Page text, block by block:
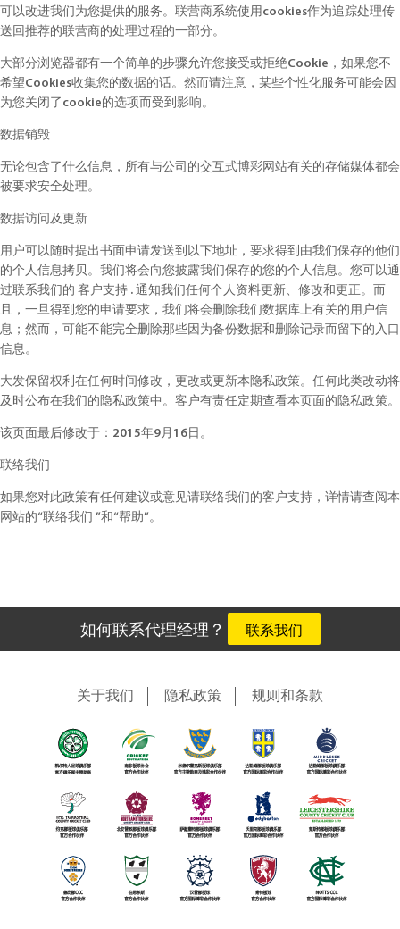
可以改进我们为您提供的服务。联营商系统使用cookies作为追踪处理传
送回推荐的联营商的处理过程的一部分。
大部分浏览器都有一个简单的步骤允许您接受或拒绝Cookie，如果您不
希望Cookies收集您的数据的话。然而请注意，某些个性化服务可能会因
为您关闭了cookie的选项而受到影响。
数据销毁
无论包含了什么信息，所有与公司的交互式博彩网站有关的存储媒体都会
被要求安全处理。
数据访问及更新
用户可以随时提出书面申请发送到以下地址，要求得到由我们保存的他们
的个人信息拷贝。我们将会向您披露我们保存的您的个人信息。您可以通
过联系我们的 客户支持 . 通知我们任何个人资料更新、修改和更正。而
且，一旦得到您的申请要求，我们将会删除我们数据库上有关的用户信
息；然而，可能不能完全删除那些因为备份数据和删除记录而留下的入口
信息。
大发保留权利在任何时间修改，更改或更新本隐私政策。任何此类改动将
及时公布在我们的隐私政策中。客户有责任定期查看本页面的隐私政策。
该页面最后修改于：2015年9月16日。
联络我们
如果您对此政策有任何建议或意见请联络我们的客户支持，详情请查阅本
网站的“联络我们 ”和“帮助”。
如何联系代理经理？ 联系我们
关于我们 隐私政策 规则和条款